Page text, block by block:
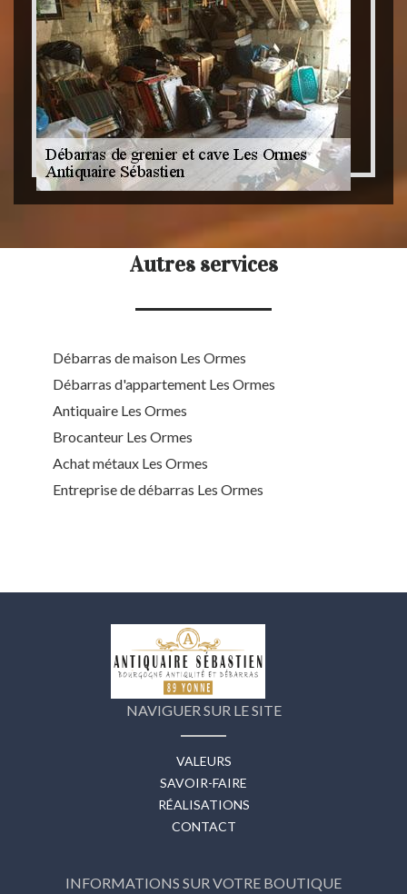
Autres services
Débarras de maison Les Ormes
Débarras d'appartement Les Ormes
Antiquaire Les Ormes
Brocanteur Les Ormes
Achat métaux Les Ormes
Entreprise de débarras Les Ormes
NAVIGUER SUR LE SITE
VALEURS
SAVOIR-FAIRE
RÉALISATIONS
CONTACT
INFORMATIONS SUR VOTRE BOUTIQUE